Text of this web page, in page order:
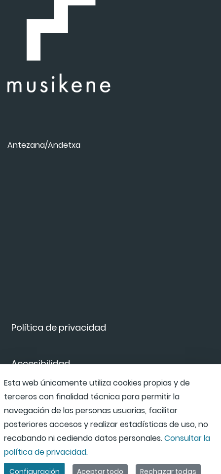
Política de privacidad
Accesibilidad
Canal de denuncias
Antezana/Andetxa
Esta web únicamente utiliza cookies propias y de
terceros con finalidad técnica para permitir la
navegación de las personas usuarias, facilitar
posteriores accesos y realizar estadísticas de uso, no
recabando ni cediendo datos personales.Consultar la
política de privacidad.
Configuración Aceptar todo Rechazar todas